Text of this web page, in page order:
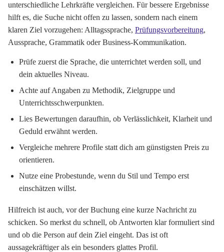
unterschiedliche Lehrkräfte vergleichen. Für bessere Ergebnisse
hilft es, die Suche nicht offen zu lassen, sondern nach einem
klaren Ziel vorzugehen: Alltagssprache, Prüfungsvorbereitung,
Aussprache, Grammatik oder Business-Kommunikation.
Prüfe zuerst die Sprache, die unterrichtet werden soll, und
dein aktuelles Niveau.
Achte auf Angaben zu Methodik, Zielgruppe und
Unterrichtsschwerpunkten.
Lies Bewertungen daraufhin, ob Verlässlichkeit, Klarheit und
Geduld erwähnt werden.
Vergleiche mehrere Profile statt dich am günstigsten Preis zu
orientieren.
Nutze eine Probestunde, wenn du Stil und Tempo erst
einschätzen willst.
Hilfreich ist auch, vor der Buchung eine kurze Nachricht zu
schicken. So merkst du schnell, ob Antworten klar formuliert sind
und ob die Person auf dein Ziel eingeht. Das ist oft
aussagekräftiger als ein besonders glattes Profil.